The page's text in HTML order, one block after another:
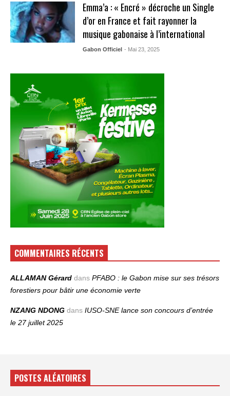
Emma’a : « Encré » décroche un Single
d’or en France et fait rayonner la
musique gabonaise à l’international
Gabon Officiel - Mai 23, 2025
COMMENTAIRES RÉCENTS
ALLAMAN Gérard dans PFABO : le Gabon mise sur ses trésors
forestiers pour bâtir une économie verte
NZANG NDONG dans IUSO‑SNE lance son concours d’entrée
le 27 juillet 2025
POSTES ALÉATOIRES